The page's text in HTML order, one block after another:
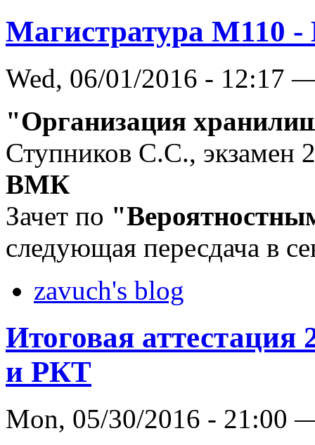
Магистратура М110
Wed, 06/01/2016 - 12:17
"Организация
Ступников С.С., экзамен
ВМК
Зачет по
следующая пересдача в
zavuch's blog
Итоговая
и РКТ
Mon, 05/30/2016 - 21:00